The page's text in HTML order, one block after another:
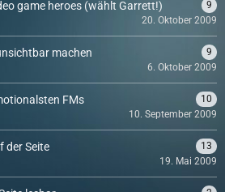
game heroes (wählt Garrett!)
9
20. Oktober 2009
machen
9
6. Oktober 2009
FMs
10
10. September 2009
der Seite
13
19. Mai 2009